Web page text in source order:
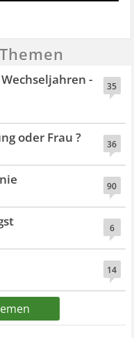
35
-
36
oder Frau ?
90
6
14